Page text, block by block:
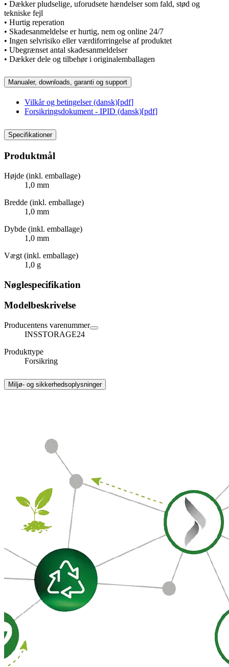
• Dækker pludselige, uforudsete hændelser som fald, stød og
tekniske fejl
• Hurtig reperation
• Skadesanmeldelse er hurtig, nem og online 24/7
• Ingen selvrisiko eller værdiforringelse af produktet
• Ubegrænset antal skadesanmeldelser
• Dækker dele og tilbehør i originalemballagen
Manualer, downloads, garanti og support
Vilkår og betingelser (dansk)[pdf]
Forsikringsdokument - IPID (dansk)[pdf]
Specifikationer
Produktmål
Højde (inkl. emballage)
1,0 mm
Bredde (inkl. emballage)
1,0 mm
Dybde (inkl. emballage)
1,0 mm
Vægt (inkl. emballage)
1,0 g
Nøglespecifikation
Modelbeskrivelse
Producentens varenummer
INSSTORAGE24
Produkttype
Forsikring
Miljø- og sikkerhedsoplysninger